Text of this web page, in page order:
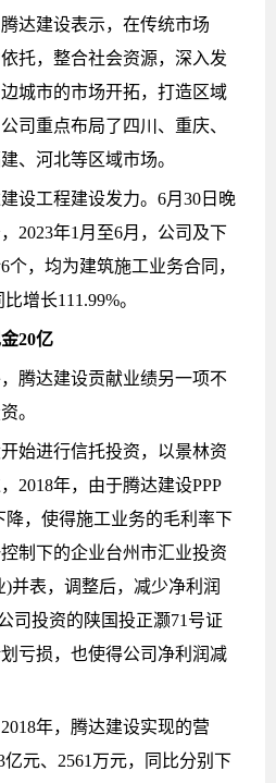
达建设表示，在传统市场
托，整合社会资源，深入发
城市的市场开拓，打造区域
司重点布局了四川、重庆、
、河北等区域市场。
设工程建设发力。6月30日晚
2023年1月至6月，公司及下
，均为建筑施工业务合同，
增长111.99%。
20亿
腾达建设贡献业绩另一项不
。
始进行信托投资，以景林资
2018年，由于腾达建设PPP
，使得施工业务的毛利率下
制下的企业台州市汇业投资
并表，调整后，减少净利润
司投资的陕国投正灏71号证
亏损，也使得公司净利润减
年，腾达建设实现的营
元、2561万元，同比分别下